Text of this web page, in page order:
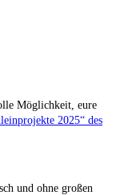
Mög­lich­keit, eure
2025“ des
und ohne gro­ßen